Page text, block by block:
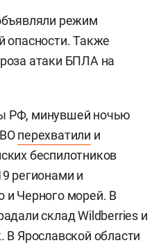
режим
опасности. Также
атаки БПЛА на
РФ, минувшей ночью
перехватили и
беспилотников
регионами и
и Черного морей. В
склад Wildberries и
В Ярославской области